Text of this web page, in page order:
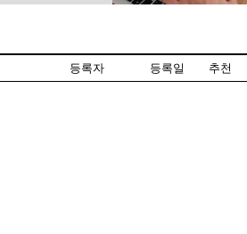
등록자 등록일 추천